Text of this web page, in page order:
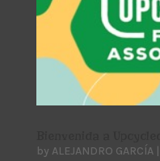
by ALEJANDRO GARCÍA|